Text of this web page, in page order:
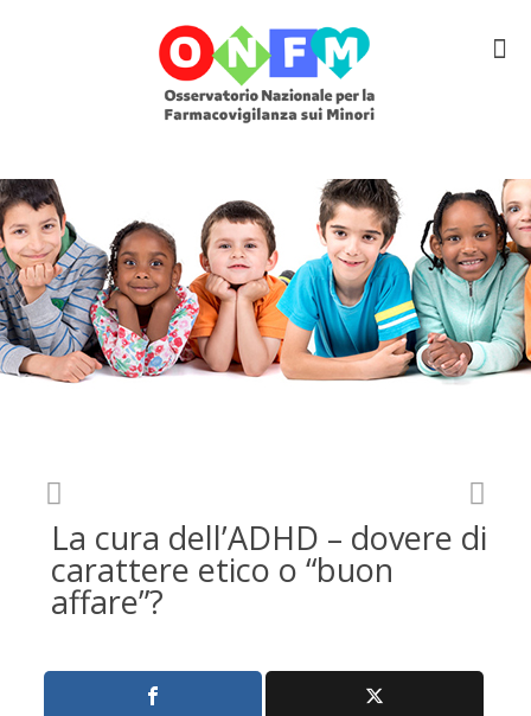
La cura dell’ADHD – dovere di
carattere etico o “buon
affare”?